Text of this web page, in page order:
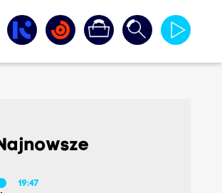
19:47